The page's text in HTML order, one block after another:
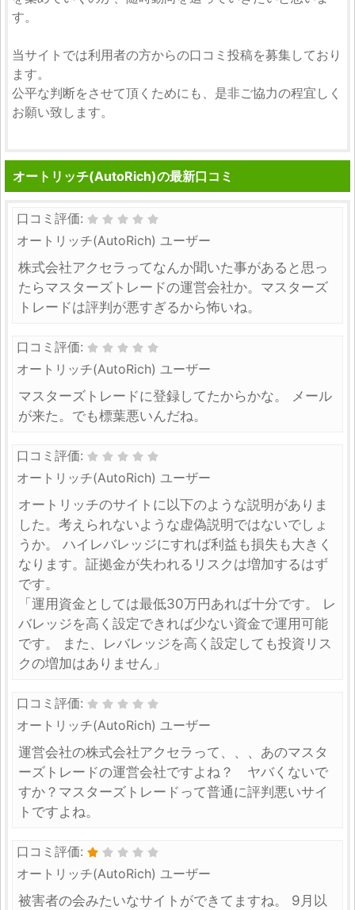
す。
当サイトでは利用者の方からの口コミ投稿を募集しており
ます。
公平な判断をさせて頂くためにも、是非ご協力の程宜しく
お願い致します。
オートリッチ(AutoRich)の最新口コミ
口コミ評価:
オートリッチ(AutoRich) ユーザー
株式会社アクセラってなんか聞いた事があると思っ
たらマスターズトレードの運営会社か。マスターズ
トレードは評判が悪すぎるから怖いね。
口コミ評価:
オートリッチ(AutoRich) ユーザー
マスターズトレードに登録してたからかな。 メール
が来た。でも標葉悪いんだね。
口コミ評価:
オートリッチ(AutoRich) ユーザー
オートリッチのサイトに以下のような説明がありま
した。考えられないような虚偽説明ではないでしょ
うか。 ハイレバレッジにすれば利益も損失も大きく
なります。証拠金が失われるリスクは増加するはず
です。
「運用資金としては最低30万円あれば十分です。 レ
バレッジを高く設定できれば少ない資金で運用可能
です。 また、レバレッジを高く設定しても投資リス
クの増加はありません」
口コミ評価:
オートリッチ(AutoRich) ユーザー
運営会社の株式会社アクセラって、、、あのマスタ
ーズトレードの運営会社ですよね？ ヤバくないで
すか？マスターズトレードって普通に評判悪いサイ
トですよね。
口コミ評価:
オートリッチ(AutoRich) ユーザー
被害者の会みたいなサイトができてますね。 9月以